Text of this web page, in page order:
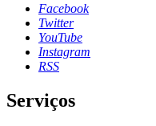
Facebook
Twitter
YouTube
Instagram
RSS
Serviços